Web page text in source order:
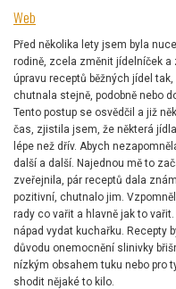
Web
Před několika lety jsem byla
rodině, zcela změnit jídelníček a
úpravu receptů běžných jídel
chutnala stejně, podobně nebo
Tento postup se osvědčil a již
čas, zjistila jsem, že některá
lépe než dřív. Abych
další a další. Najednou mě to
zveřejnila, pár receptů dala
pozitivní, chutnalo jim.
rady co vařit a hlavně jak to
nápad vydat kuchařku. Recepty
důvodu onemocnění slinivky
nízkým obsahem tuku nebo pro
shodit nějaké to kilo.